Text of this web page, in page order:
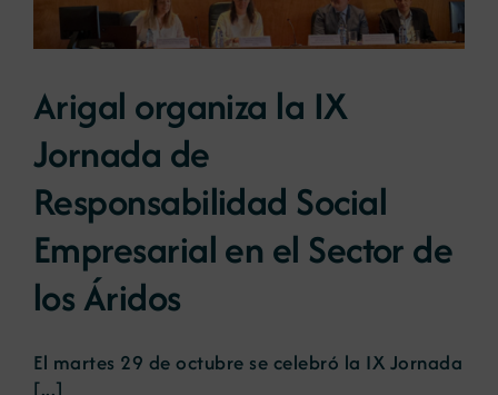
Arigal organiza la IX
Jornada de
Responsabilidad Social
Empresarial en el Sector de
los Áridos
El martes 29 de octubre se celebró la IX Jornada
[...]